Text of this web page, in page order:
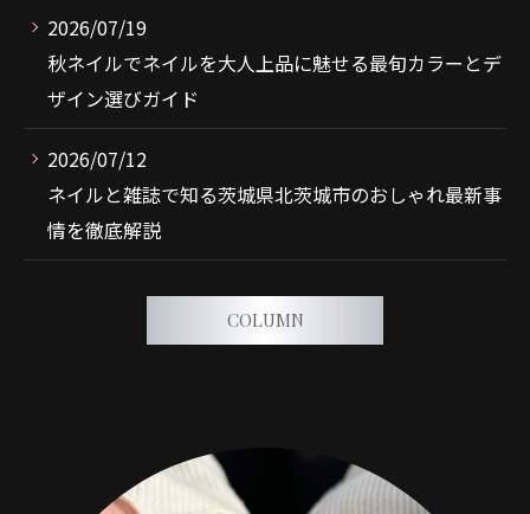
2026/07/19
秋ネイルでネイルを大人上品に魅せる最旬カラーとデ
ザイン選びガイド
2026/07/12
ネイルと雑誌で知る茨城県北茨城市のおしゃれ最新事
情を徹底解説
COLUMN